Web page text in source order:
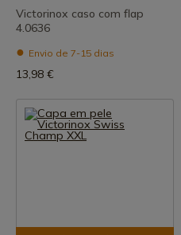
Victorinox caso com flap
4.0636
Envio de 7-15 dias
13,98 €